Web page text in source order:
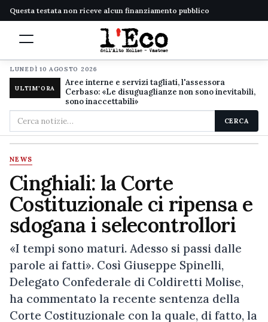
Questa testata non riceve alcun finanziamento pubblico
LUNEDÌ 10 AGOSTO 2026
ULTIM'ORA
Aree interne e servizi tagliati, l'assessora
Cerbaso: «Le disuguaglianze non sono inevitabili,
sono inaccettabili»
Cerca
nel
sito
CERCA
NEWS
Cinghiali: la Corte
Costituzionale ci ripensa e
sdogana i selecontrollori
«I tempi sono maturi. Adesso si passi dalle
parole ai fatti». Così Giuseppe Spinelli,
Delegato Confederale di Coldiretti Molise,
ha commentato la recente sentenza della
Corte Costituzionale con la quale, di fatto, la